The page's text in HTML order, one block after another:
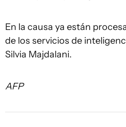
En la causa ya están
de los servicios de
Silvia Majdalani.
AFP